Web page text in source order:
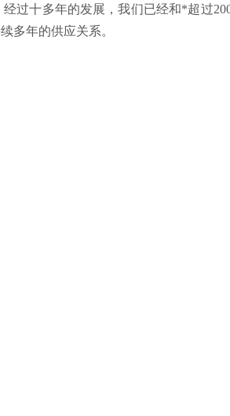
过十多年的发展，我们已经和*超过
多年的供应关系。